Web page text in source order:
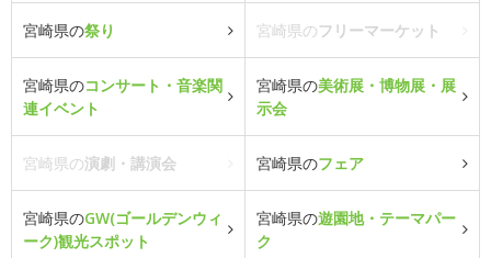
宮崎県の祭り 宮崎県のフリーマーケット
宮崎県のコンサート・音楽関
連イベント
宮崎県の美術展・博物展・展
示会
宮崎県の演劇・講演会 宮崎県のフェア
宮崎県のGW(ゴールデンウィ
ーク)観光スポット
宮崎県の遊園地・テーマパー
ク